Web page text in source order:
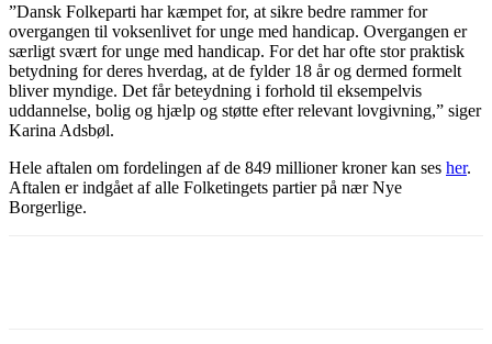
”Dansk Folkeparti har kæmpet for, at sikre bedre rammer for
overgangen til voksenlivet for unge med handicap. Overgangen er
særligt svært for unge med handicap. For det har ofte stor praktisk
betydning for deres hverdag, at de fylder 18 år og dermed formelt
bliver myndige. Det får beteydning i forhold til eksempelvis
uddannelse, bolig og hjælp og støtte efter relevant lovgivning,” siger
Karina Adsbøl.
Hele aftalen om fordelingen af de 849 millioner kroner kan ses her.
Aftalen er indgået af alle Folketingets partier på nær Nye
Borgerlige.